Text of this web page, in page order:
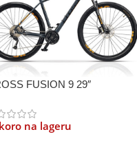
FUSION 9 29″
na lageru